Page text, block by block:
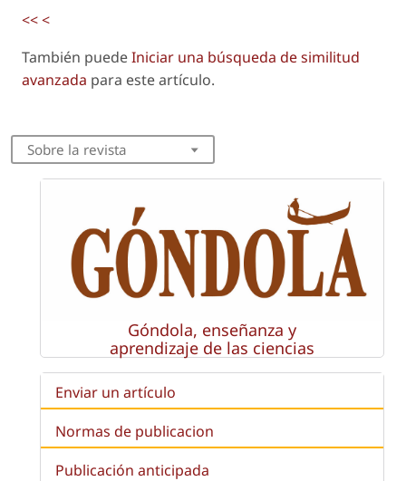
<<<
También puedeIniciar una búsqueda de similitud
avanzada para este artículo.
Sobre la revista
Góndola, enseñanza y
aprendizaje de las ciencias
Enviar un artículo
Normas de publicacion
Publicación anticipada